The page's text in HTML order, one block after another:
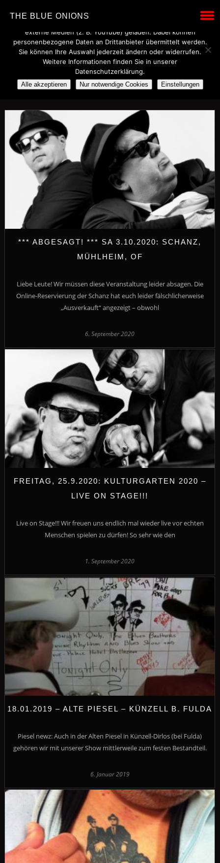
THE BLUE ONIONS
POSTS TAGGED UNDER
BLUES BROTHERS
*** ABGESAGT! *** SA 3.10.2020: SCHANZ,
MÜHLHEIM, OF
Liebe Leute! Wir müssen diese Veranstaltung leider absagen. Die
Online-Reservierung der Schanz hat euch leider fälschlicherweise
„Ausverkauft“ angezeigt – obwohl
6. September 2020
FREITAG, 25.9.2020: KULTURGARTEN 2020 –
LIVE ON STAGE!!!
Live on Stage!!! Wir freuen uns endlich mal wieder live vor echten
Menschen spielen zu dürfen! So sehr wie den
1. September 2020
18.01.2019 – ALTE PIESEL – KÜNZELL B. FULDA
Piesel newz: Auch in der Alten Piesel in Künzell-Dirlos (bei Fulda)
gehören wir mit unserer Show mittlerweile zum festen Bestandteil.
6. Januar 2019
Wir verwenden technisch notwendige Cookies, um den Betrieb
dieser Website sicherzustellen. Mit Ihrer Einwilligung werden
externe Medien (z. B. YouTube) geladen. Dabei können
personenbezogene Daten an Drittanbieter übermittelt werden.
Sie können Ihre Auswahl jederzeit ändern oder widerrufen.
Weitere Informationen finden Sie in unserer
Datenschutzerklärung.
Alle akzeptieren Nur notwendige Cookies Einstellungen